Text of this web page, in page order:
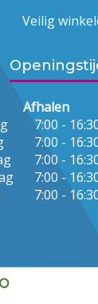
Veilig
Afhalen
7:00 -
7:00 -
7:00 -
7:00 -
7:00 -